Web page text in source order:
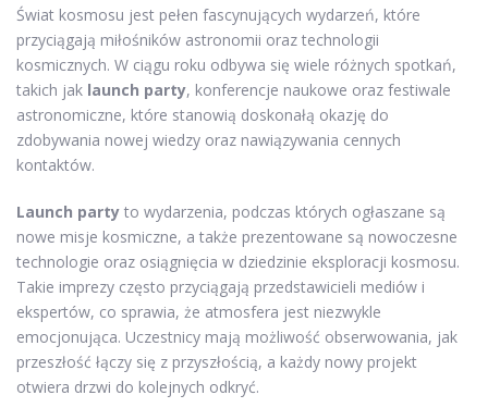
Świat kosmosu jest pełen fascynujących wydarzeń, które
przyciągają miłośników astronomii oraz technologii
kosmicznych. W ciągu roku odbywa się wiele różnych spotkań,
takich jak launch party, konferencje naukowe oraz festiwale
astronomiczne, które stanowią doskonałą okazję do
zdobywania nowej wiedzy oraz nawiązywania cennych
kontaktów.
Launch party to wydarzenia, podczas których ogłaszane są
nowe misje kosmiczne, a także prezentowane są nowoczesne
technologie oraz osiągnięcia w dziedzinie eksploracji kosmosu.
Takie imprezy często przyciągają przedstawicieli mediów i
ekspertów, co sprawia, że atmosfera jest niezwykle
emocjonująca. Uczestnicy mają możliwość obserwowania, jak
przeszłość łączy się z przyszłością, a każdy nowy projekt
otwiera drzwi do kolejnych odkryć.